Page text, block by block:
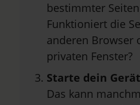
bestimmter
Funktioniert die
anderen Browser
privaten Fenster?
Starte dein
Das kann